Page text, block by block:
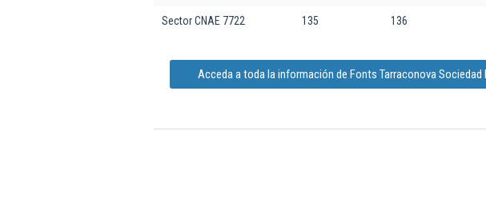
Sector CNAE 7722 135 136
Acceda a toda la información de Fonts Tarraconova Sociedad